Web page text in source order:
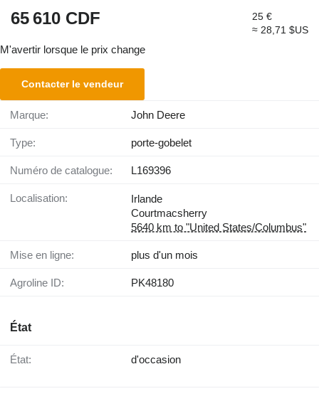
65 610 CDF
25 €
≈ 28,71 $US
M'avertir lorsque le prix change
Contacter le vendeur
Marque: John Deere
Type: porte-gobelet
Numéro de catalogue: L169396
Localisation:
Irlande
Courtmacsherry
5640 km to "United States/Columbus"
Mise en ligne: plus d'un mois
Agroline ID: PK48180
État
État: d'occasion